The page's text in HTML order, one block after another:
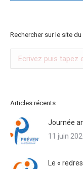
Rechercher sur le site du
Articles récents
Journée
11 juin
Le «